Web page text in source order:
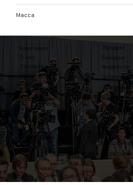
Масса
Поддержива
ть
Где купить
Гарантийная
политика
©2024 Служба поддержки
Camera.
Компания
О нас
Условия и
положения
Новости
Продукт
Головки
жидкости
Штативы
Системы
Контакт
Тел.: 203-